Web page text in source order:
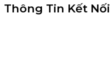
Thông Tin Kết Nối